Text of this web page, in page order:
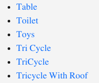
Table
Toilet
Toys
Tri Cycle
TriCycle
Tricycle With Roof